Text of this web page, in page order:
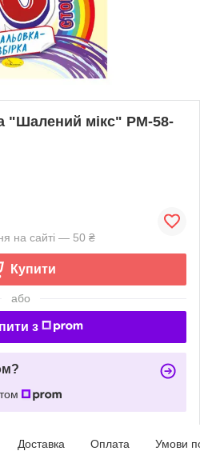
"Шалений мікс" РМ-58-
на сайті — 50 ₴
Купити
або
з
Доставка Оплата Умови